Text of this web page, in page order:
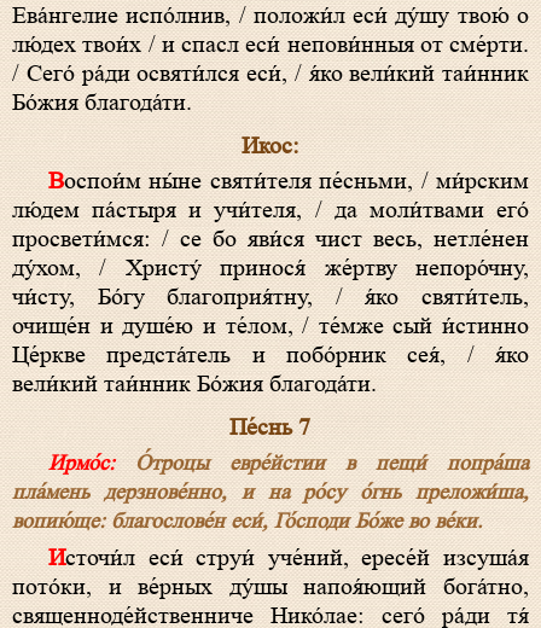
Ева́нгелие испо́лнив, / положи́л еси́ ду́шу твою́ о
лю́дех твои́х / и спасл еси́ непови́нныя от сме́рти.
/ Сего́ ра́ди освяти́лся еси́, / я́ко вели́кий таи́нник
Бо́жия благода́ти.
Икос:
Воспои́м ны́не святи́теля пе́сньми, / ми́рским
лю́дем па́стыря и учи́теля, / да моли́твами его́
просвети́мся: / се бо яви́ся чист весь, нетле́нен
ду́хом, / Христу́ принося́ же́ртву непоро́чну,
чи́сту, Бо́гу благоприя́тну, / я́ко святи́тель,
очище́н и душе́ю и те́лом, / те́мже сый и́стинно
Це́ркве предста́тель и побо́рник сея́, / я́ко
вели́кий таи́нник Бо́жия благода́ти.
Пе́снь 7
Ирмо́с:О́троцы евре́йстии в пещи́ попра́ша
пла́мень дерзнове́нно, и на ро́су о́гнь преложи́ша,
вопию́ще: благослове́н еси́, Го́споди Бо́же во ве́ки.
Источи́л еси́ струи́ уче́ний, ересе́й изсуша́я
пото́ки, и ве́рных ду́шы напоя́ющий бога́тно,
священноде́йственниче Нико́лае: сего́ ра́ди тя́